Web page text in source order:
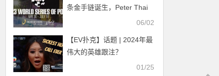
条金手链诞生，Peter Thai
06/02
【EV扑克】话题 | 2024年最
伟大的英雄跟注？
01/25